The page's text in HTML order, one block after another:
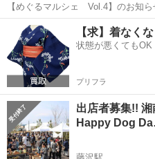
【めぐるマルシェ Vol.4】のお知ら
体、頭 （思考） の疲れや硬さを緩
る、改善する。 そして心も体も良
ています。 ht...
神奈川 辻堂駅 地
【求】着なく
状態が悪くても
プリフラ
出店者募集!!
Happy Dog